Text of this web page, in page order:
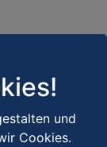
und
Cookies.